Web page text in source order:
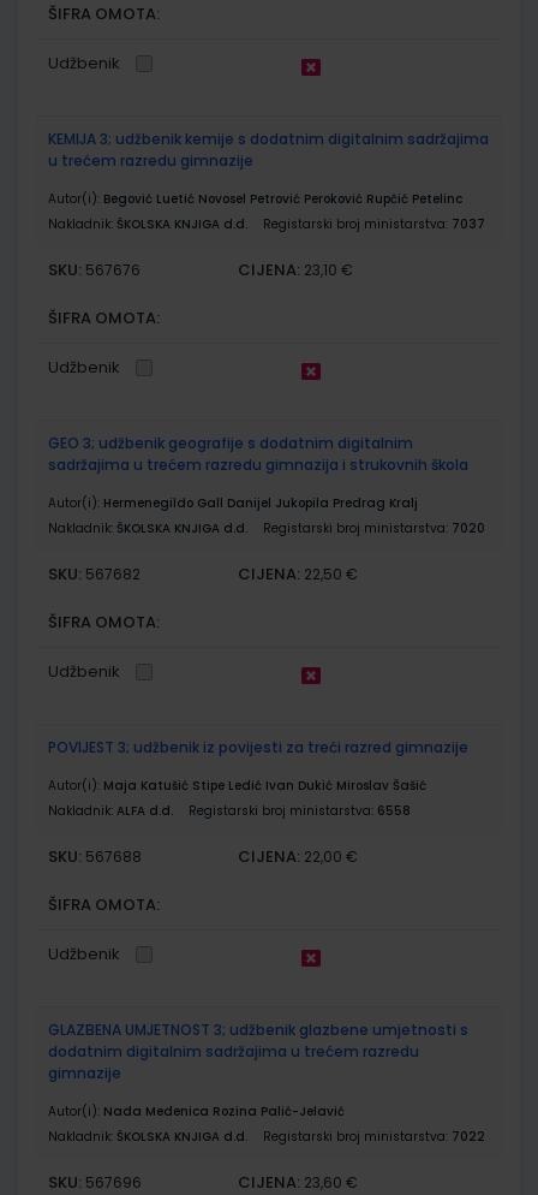
ŠIFRA OMOTA:
Udžbenik
KEMIJA 3; udžbenik kemije s dodatnim digitalnim sadržajima
u trećem razredu gimnazije
Autor(i): Begović Luetić Novosel Petrović Peroković Rupčić Petelinc
Nakladnik: ŠKOLSKA KNJIGA d.d. Registarski broj ministarstva: 7037
SKU: 567676 CIJENA: 23,10 €
ŠIFRA OMOTA:
Udžbenik
GEO 3; udžbenik geografije s dodatnim digitalnim
sadržajima u trećem razredu gimnazija i strukovnih škola
Autor(i): Hermenegildo Gall Danijel Jukopila Predrag Kralj
Nakladnik: ŠKOLSKA KNJIGA d.d. Registarski broj ministarstva: 7020
SKU: 567682 CIJENA: 22,50 €
ŠIFRA OMOTA:
Udžbenik
POVIJEST 3; udžbenik iz povijesti za treći razred gimnazije
Autor(i): Maja Katušić Stipe Ledić Ivan Dukić Miroslav Šašić
Nakladnik: ALFA d.d. Registarski broj ministarstva: 6558
SKU: 567688 CIJENA: 22,00 €
ŠIFRA OMOTA:
Udžbenik
GLAZBENA UMJETNOST 3; udžbenik glazbene umjetnosti s
dodatnim digitalnim sadržajima u trećem razredu
gimnazije
Autor(i): Nada Medenica Rozina Palić-Jelavić
Nakladnik: ŠKOLSKA KNJIGA d.d. Registarski broj ministarstva: 7022
SKU: 567696 CIJENA: 23,60 €